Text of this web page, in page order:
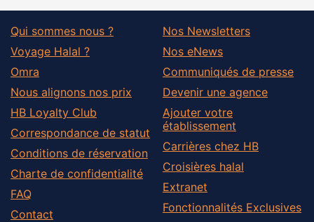
Qui sommes nous ?
Voyage Halal ?
Omra
Nous alignons nos prix
HB Loyalty Club
Correspondance de statut
Conditions de réservation
Charte de confidentialité
FAQ
Contact
Nos Newsletters
Nos eNews
Communiqués de presse
Devenir une agence
Ajouter votre
établissement
Carrières chez HB
Croisières halal
Extranet
Fonctionnalités Exclusives